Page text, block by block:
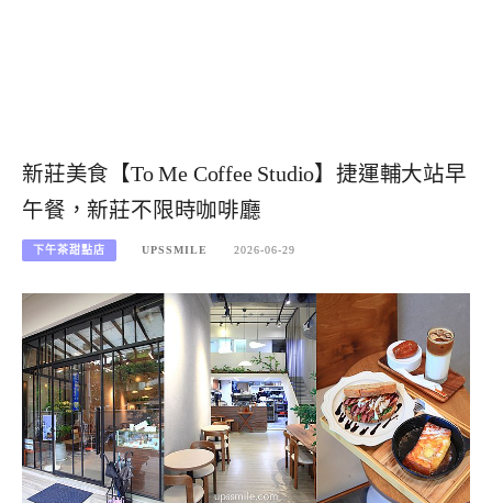
新莊美食【To Me Coffee Studio】捷運輔大站早
午餐，新莊不限時咖啡廳
下午茶甜點店 UPSSMILE 2026-06-29